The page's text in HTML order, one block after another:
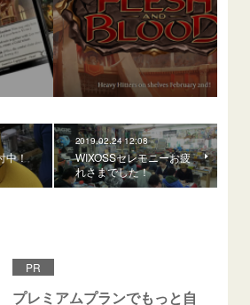
中！
2019.02.24 12:08
WIXOSSセレモニーお疲
れさまでした！
PR
プレミアムプランでもっと自